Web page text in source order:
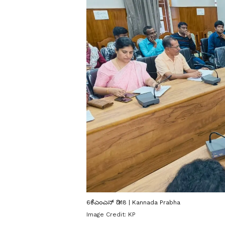
6ಕೆಎಂಎನ್ ಡಿ18 | Kannada Prabha
Image Credit: KP